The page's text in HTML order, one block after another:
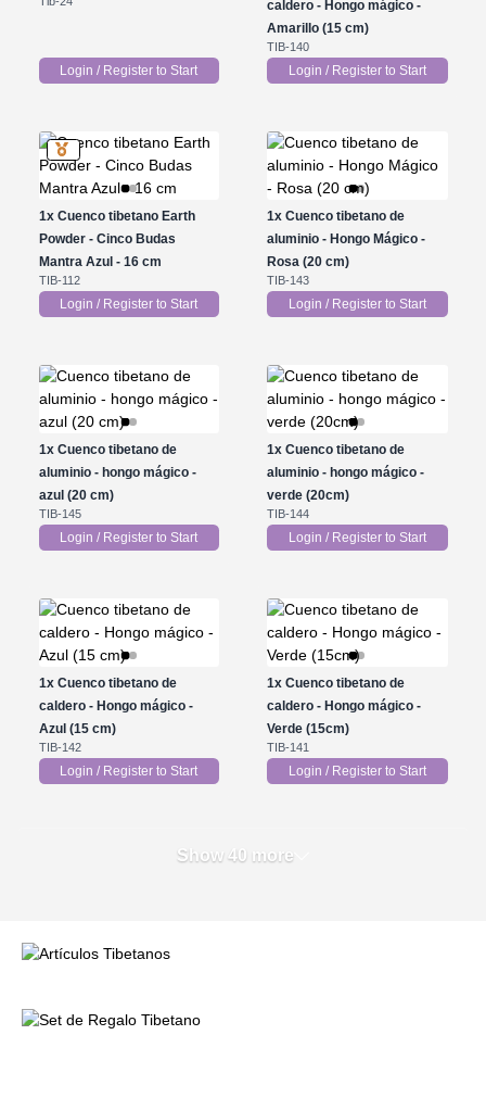
Login / Register to Start
caldero - Hongo mágico -
Amarillo (15 cm)
TIB-140
Login / Register to Start
1xCuenco tibetano Earth
Powder - Cinco Budas
Mantra Azul - 16 cm
TIB-112
Login / Register to Start
1x Cuenco tibetano de
aluminio - Hongo Mágico -
Rosa (20 cm)
TIB-143
Login / Register to Start
1xCuenco tibetano de
aluminio - hongo mágico -
azul (20 cm)
TIB-145
Login / Register to Start
1x Cuenco tibetano de
aluminio - hongo mágico -
verde (20cm)
TIB-144
Login / Register to Start
1xCuenco tibetano de
caldero - Hongo mágico -
Azul (15 cm)
TIB-142
Login / Register to Start
1x Cuenco tibetano de
caldero - Hongo mágico -
Verde (15cm)
TIB-141
Login / Register to Start
Show 40 more